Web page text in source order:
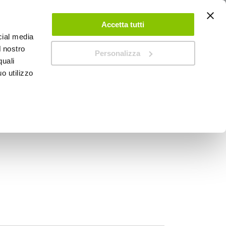
media
nostro
utilizzo
Accetta tutti
Personalizza
ACCEDI CREA UN ACCOUNT CONTATTACI